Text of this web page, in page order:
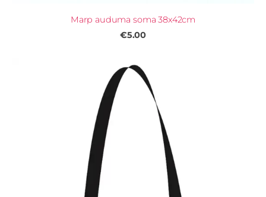
Marp auduma soma 38x42cm
€5.00